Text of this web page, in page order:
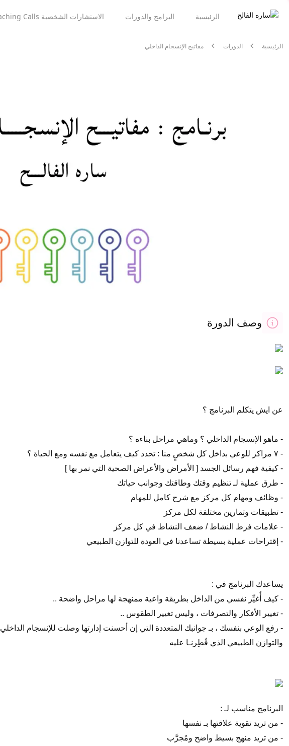
الرئيسية البرامج والدورات الاستشارات الشخصية Coaching Calls
الرئيسية الدورات مفاتيح الإنسجام الداخلي
وصف الدورة
عن ايش يتكلم البرنامج ؟
- ماهو الإنسجام الداخلي ؟ وماهي مراحل بناءه ؟
- ٧ مراكز للوعي بداخل كل شخصٍ منا : تحدد كيف يتعامل مع نفسه ومع الحياة ؟
- كيفية فهم رسائل الجسد [ الأمراض والأعراض الصحية التي نمر بها ]
- طرق عملية لـ تنظيم وقتك وطاقتك وجوانب حياتك
- وظائف ومهام كل مركز مع شرح كامل للمهام
- تطبيقات وتمارين مختلفة لكل مركز
- علامات فرط النشاط / ضعف النشاط في كل مركز
- إقتراحات عملية بسيطة تساعدنا في العودة للتوازن الطبيعي
يساعدك البرنامج في :
- كيف أُغيِّر نفسي من الداخل بطريقة واعية ممنهجة لها مراحل واضحة ..
- تغيير الأفكار والتصرفات ، وليس تغيير الطقوس ..
- رفع الوعي بنفسك ، بـ جوانبك المتعددة التي إن أحسنت إدارتها وصلت للإنسجام الداخلي
والتوازن الطبيعي الذي فُطِرنـا عليه
البرنامج مناسب لـ :
- من تريد تقوية علاقتها بـ نفسها
- من تريد منهج بسيط واضح ومُجرَّب